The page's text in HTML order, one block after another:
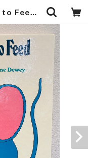
80's Another Mouse to Feed by Robert Kraus | zbooks